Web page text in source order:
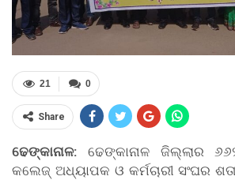
0
21
Share
ଢେଙ୍କାନାଳ: ଢେଙ୍କାନାଳ ଜିଲ୍ଲାର
କଲେଜ୍ ଅଧ୍ୟାପକ ଓ କର୍ମଚାରୀ ସଂଘର